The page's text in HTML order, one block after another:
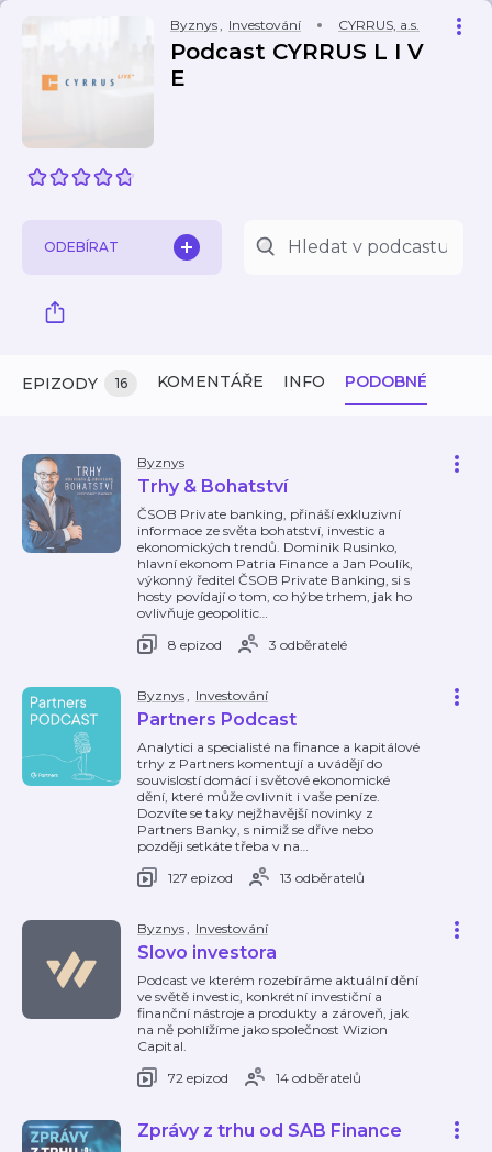
Byznys, Investování CYRRUS, a.s.
Podcast CYRRUS L I V
E
ODEBÍRAT
EPIZODY 16 KOMENTÁŘE INFO PODOBNÉ
Byznys
Trhy & Bohatství
ČSOB Private banking, přináší exkluzivní
informace ze světa bohatství, investic a
ekonomických trendů. Dominik Rusinko,
hlavní ekonom Patria Finance a Jan Poulík,
výkonný ředitel ČSOB Private Banking, si s
hosty povídají o tom, co hýbe trhem, jak ho
ovlivňuje geopolitic…
8 epizod
3 odběratelé
Byznys, Investování
Partners Podcast
Analytici a specialisté na finance a kapitálové
trhy z Partners komentují a uvádějí do
souvislostí domácí i světové ekonomické
dění, které může ovlivnit i vaše peníze.
Dozvíte se taky nejžhavější novinky z
Partners Banky, s nimiž se dříve nebo
později setkáte třeba v na…
127 epizod
13 odběratelů
Byznys, Investování
Slovo investora
Podcast ve kterém rozebíráme aktuální dění
ve světě investic, konkrétní investiční a
finanční nástroje a produkty a zároveň, jak
na ně pohlížíme jako společnost Wizion
Capital.
72 epizod
14 odběratelů
Zprávy z trhu od SAB Finance